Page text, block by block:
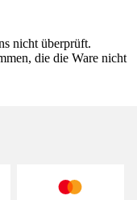
nicht überprüft.
die die Ware nicht